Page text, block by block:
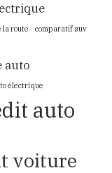
la route
comparatif suv
auto
électrique
auto
voiture